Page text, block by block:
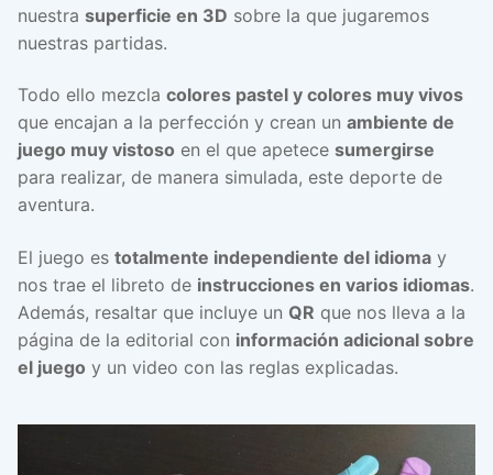
nuestra superficie en 3D sobre la que jugaremos
nuestras partidas.
Todo ello mezcla colores pastel y colores muy vivos
que encajan a la perfección y crean un ambiente de
juego muy vistoso en el que apetece sumergirse
para realizar, de manera simulada, este deporte de
aventura.
El juego es totalmente independiente del idioma y
nos trae el libreto de instrucciones en varios idiomas.
Además, resaltar que incluye un QR que nos lleva a la
página de la editorial con información adicional sobre
el juego y un video con las reglas explicadas.